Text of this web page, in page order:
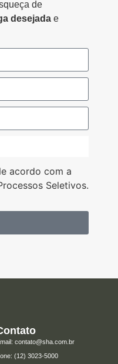
de
desejada e
acordo com a
Seletivos.
contato@sha.com.br
(12) 3023-5000